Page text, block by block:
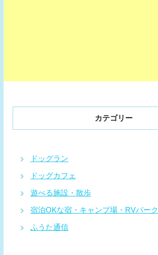
カテゴリー
ドッグラン
ドッグカフェ
遊べる施設・散歩
宿泊OKな宿・キャンプ場・RVパーク
ふうた通信